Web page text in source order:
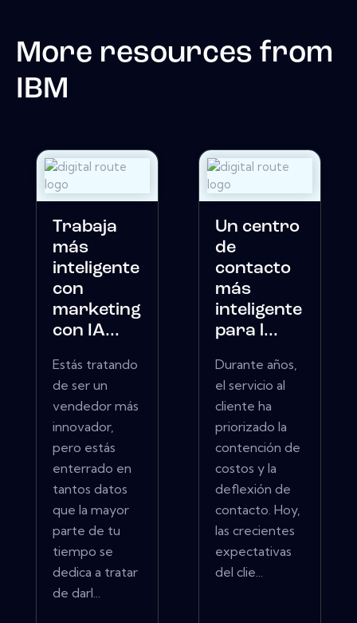
More resources from
IBM
Trabaja
más
inteligente
con
marketing
con IA...
Estás tratando
de ser un
vendedor más
innovador,
pero estás
enterrado en
tantos datos
que la mayor
parte de tu
tiempo se
dedica a tratar
de darl...
Un centro
de
contacto
más
inteligente
para l...
Durante años,
el servicio al
cliente ha
priorizado la
contención de
costos y la
deflexión de
contacto. Hoy,
las crecientes
expectativas
del clie...